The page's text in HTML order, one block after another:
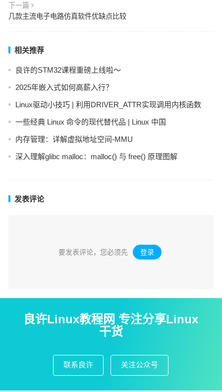
下一篇
几款主流电子电路仿真软件优缺点比较
相关推荐
良许的STM32课程重磅上线啦～
2025年嵌入式如何高薪入行？
Linux驱动小技巧 | 利用DRIVER_ATTR实现调用内核函数
一些经典 Linux 命令的现代替代品 | Linux 中国
内存管理：详解虚拟地址空间-MMU
深入理解glibc malloc：malloc() 与 free() 原理图解
发表评论
要发表评论，您必须先 登录 。
良许Linux教程网 专注分享Linux
干货
联系良许 关注公众号